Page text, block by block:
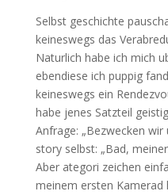
Selbst geschichte
keineswegs das
Naturlich habe ich mich
ebendiese ich puppig
keineswegs ein
habe jenes Satzteil
Anfrage: „Bezwecken wir
story selbst: „Bad,
Aber ategori zeichen
meinem ersten